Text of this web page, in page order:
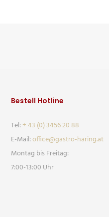
Bestell Hotline
Tel:+ 43 (0) 3456 20 88
E-Mail:office@gastro-haring.at
Montag bis Freitag:
7:00-13:00 Uhr